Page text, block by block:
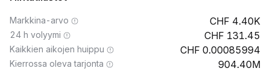
Markkina-arvo 4.40K
24 h volyymi 131.45
Kaikkien aikojen huippu 0.00085994
Kierrossa oleva tarjonta 904.40M